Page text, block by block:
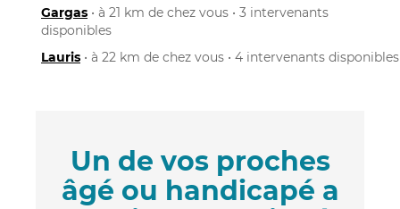
Gargas • à 21 km de chez vous • 3 intervenants
disponibles
Lauris • à 22 km de chez vous • 4 intervenants disponibles
Un de vos proches
âgé ou handicapé a